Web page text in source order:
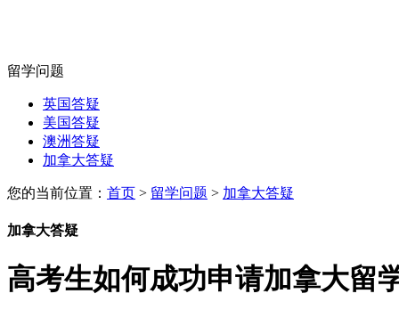
留学问题
英国答疑
美国答疑
澳洲答疑
加拿大答疑
您的当前位置： 首页 > 留学问题 > 加拿大答疑
加拿大答疑
高考生如何成功申请加拿大留